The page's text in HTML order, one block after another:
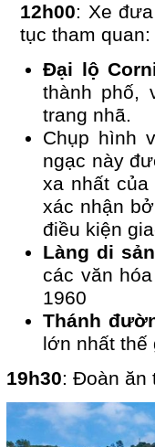
12h00: Xe
tục tham quan:
Đại lộ
thành phố,
trang nhã.
Chụp hình
ngạc này
xa nhất
xác nhận
điều kiện
Làng di
các văn
1960
Thánh
lớn nhất
19h30: Đoàn ăn